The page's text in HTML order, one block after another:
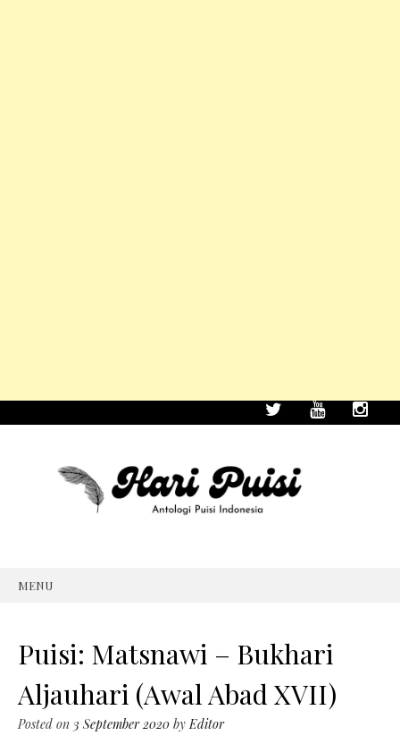
MENU
Puisi: Matsnawi – Bukhari
Aljauhari (Awal Abad XVII)
Posted on 3 September 2020 byEditor